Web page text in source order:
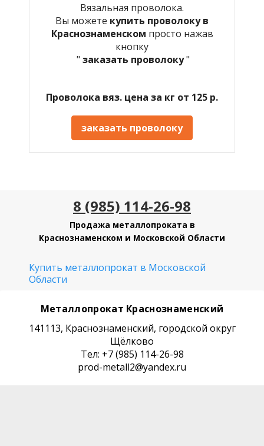
Вязальная проволока.
Вы можете купить проволоку в
Краснознаменском просто нажав
кнопку
" заказать проволоку"
Проволока вяз. цена за кг от 125 р.
заказать проволоку
8 (985) 114-26-98
Продажа металлопроката в
Краснознаменском и Московской Области
Купить металлопрокат в Московской
Области
Металлопрокат Краснознаменский
141113, Краснознаменский, городской округ
Щёлково
Тел: +7 (985) 114-26-98
prod-metall2@yandex.ru